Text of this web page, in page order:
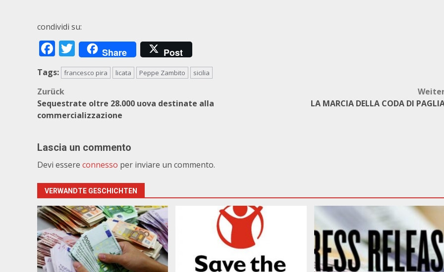
condividi su:
Facebook
Twitter
Share Post
Tags: francesco pira licata Peppe Zambito sicilia
Beitragsnavigation
Zurück
Sequestrate oltre 28.000 uova destinate alla
commercializzazione
LA MARCIA DELLA CODA DI
Lascia un commento
Devi essere connesso per inviare un commento.
VERWANDTE GESCHICHTEN